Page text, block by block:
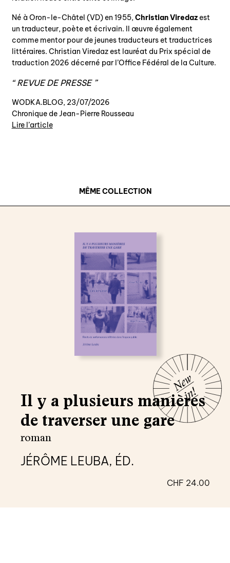
Né à Oron-le-Châtel (VD) en 1955,Christian Viredazest
un traducteur, poète et écrivain. Il œuvre également
comme mentor pour de jeunes traducteurs et traductrices
littéraires. Christian Viredaz est lauréat du Prix spécial de
traduction 2026 décerné par l’Office Fédéral de la Culture.
REVUE DE PRESSE
WODKA.BLOG, 23/07/2026
Chronique de Jean-Pierre Rousseau
Lire l’article
MÊME COLLECTION
Il y a plusieurs manières
de traverser une gare
roman
JÉRÔME LEUBA, ÉD.
CHF 24.00